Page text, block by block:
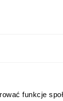
funkcje